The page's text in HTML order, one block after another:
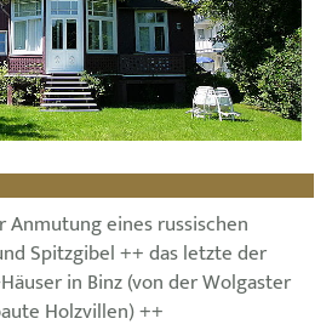
eines russischen
Spitzgibel ++ das letzte der
in Binz (von der Wolgaster
Holzvillen) ++